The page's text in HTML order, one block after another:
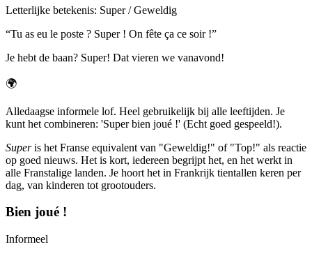
Letterlijke betekenis: Super / Geweldig
“Tu as eu le poste ? Super ! On fête ça ce soir !”
Je hebt de baan? Super! Dat vieren we vanavond!
🌍
Alledaagse informele lof. Heel gebruikelijk bij alle leeftijden. Je
kunt het combineren: 'Super bien joué !' (Echt goed gespeeld!).
Superis het Franse equivalent van "Geweldig!" of "Top!" als reactie
op goed nieuws. Het is kort, iedereen begrijpt het, en het werkt in
alle Franstalige landen. Je hoort het in Frankrijk tientallen keren per
dag, van kinderen tot grootouders.
Bien joué !
Informeel